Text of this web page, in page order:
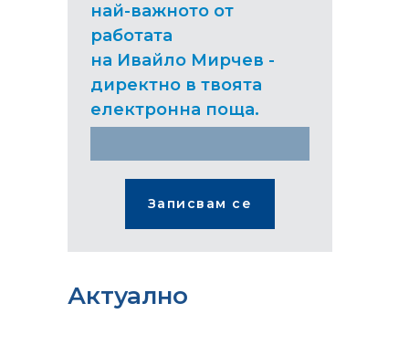
най-важното от
работата
на Ивайло Мирчев -
директно в твоята
електронна поща.
Актуално